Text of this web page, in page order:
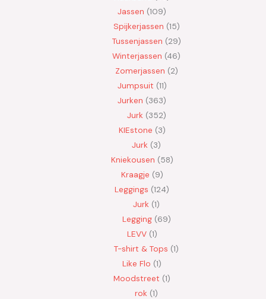
Jassen 109
Spijkerjassen 15
Tussenjassen 29
Winterjassen 46
Zomerjassen 2
Jumpsuit 11
Jurken 363
Jurk 352
KIEstone 3
Jurk 3
Kniekousen 58
Kraagje 9
Leggings 124
Jurk 1
Legging 69
LEVV 1
T-shirt & Tops 1
Like Flo 1
Moodstreet 1
rok 1